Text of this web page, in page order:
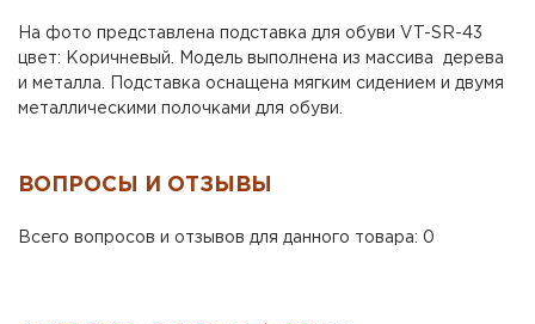
На фото представлена подставка для обуви VT-SR-43
цвет: Коричневый. Модель выполнена из массива дерева
и металла. Подставка оснащена мягким сидением и двумя
металлическими полочками для обуви.
ВОПРОСЫ И ОТЗЫВЫ
Всего вопросов и отзывов для данного товара: 0